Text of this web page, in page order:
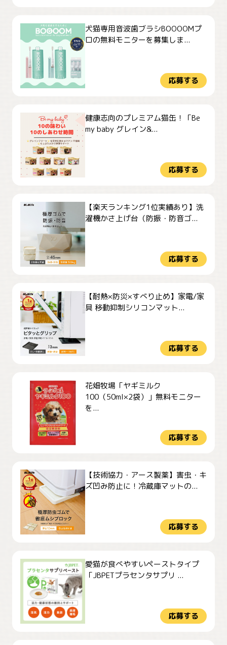
犬猫専用音波歯ブラシBOOOOMプ
ロの無料モニターを募集しま...
応募する
健康志向のプレミアム猫缶！「Be
my baby グレイン&...
応募する
【楽天ランキング1位実績あり】洗
濯機かさ上げ台（防振・防音ゴ...
応募する
【耐熱×防災×すべり止め】家電/家
具 移動抑制シリコンマット...
応募する
花畑牧場「ヤギミルク
100（50ml×2袋）」無料モニター
を...
応募する
【技術協力・アース製薬】害虫・キ
ズ凹み防止に！冷蔵庫マットの...
応募する
愛猫が食べやすいペーストタイプ
「JBPETプラセンタサプリ ...
応募する